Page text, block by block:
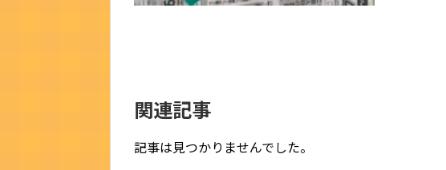
関連記事
記事は見つかりませんでした。